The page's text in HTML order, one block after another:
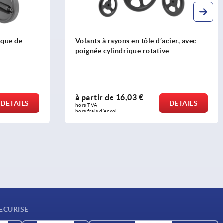
de
DÉTAILS
Volants à rayons en tôle d’acier, avec
poignée cylindrique rotative
à partir de 16,03 €
hors TVA
hors frais d’envoi
DÉTAILS